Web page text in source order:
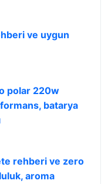
ve uygun
polar 220w
batarya
rehberi ve zero
aroma